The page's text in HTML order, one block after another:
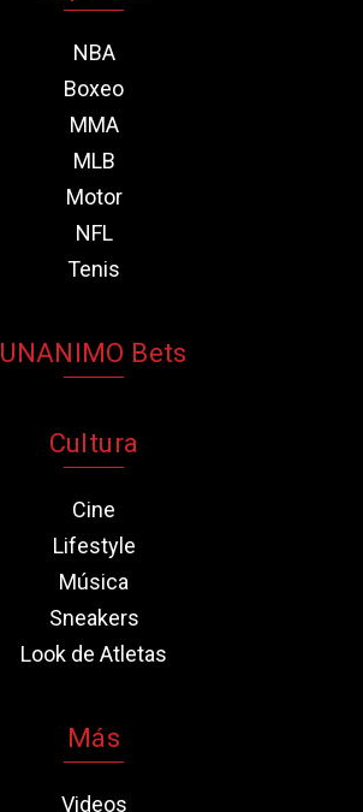
NBA
Boxeo
MMA
MLB
Motor
NFL
Tenis
UNANIMO Bets
Cultura
Cine
Lifestyle
Música
Sneakers
Look de Atletas
Más
Videos